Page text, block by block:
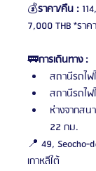
💰ราคา/คืน :
7,000 THB *ราค
🚃การเดินทาง :
สถานีรถไ
สถานีรถไ
ห่างจากส
22 กม.
📍 49, Seocho-
เกาหลีใต้